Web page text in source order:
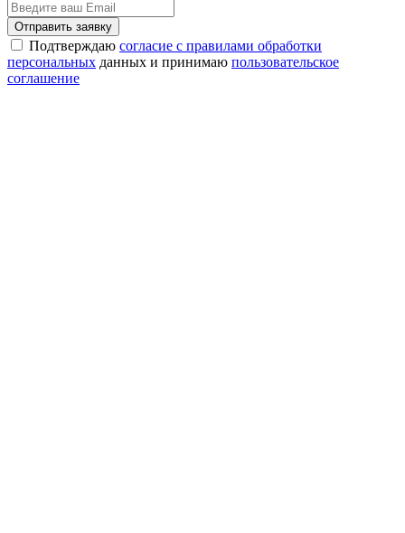
Отправить заявку
Подтверждаю согласие с правилами обработки
персональных данных и принимаю пользовательское
соглашение